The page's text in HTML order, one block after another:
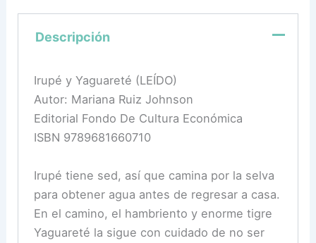
Descripción
Irupé y Yaguareté (LEÍDO)
Autor: Mariana Ruiz Johnson
Editorial Fondo De Cultura Económica
ISBN 9789681660710
Irupé tiene sed, así que camina por la selva
para obtener agua antes de regresar a casa.
En el camino, el hambriento y enorme tigre
Yaguareté la sigue con cuidado de no ser